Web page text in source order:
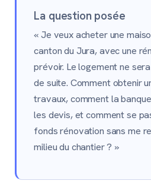
La question posée
« Je veux acheter une
canton du Jura, avec une
prévoir. Le logement ne
de suite. Comment obtenir
travaux, comment la
les devis, et comment se
fonds rénovation sans me
milieu du chantier ? »